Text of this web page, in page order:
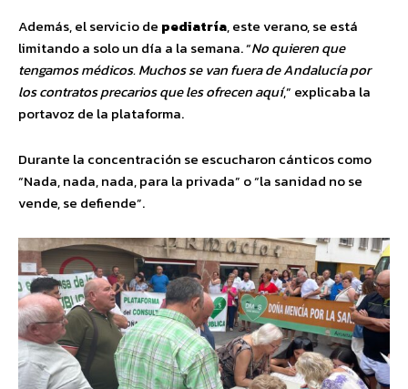
Además, el servicio de pediatría, este verano, se está
limitando a solo un día a la semana. “No quieren que
tengamos médicos. Muchos se van fuera de Andalucía por
los contratos precarios que les ofrecen aquí,” explicaba la
portavoz de la plataforma.
Durante la concentración se escucharon cánticos como
“Nada, nada, nada, para la privada” o “la sanidad no se
vende, se defiende”.